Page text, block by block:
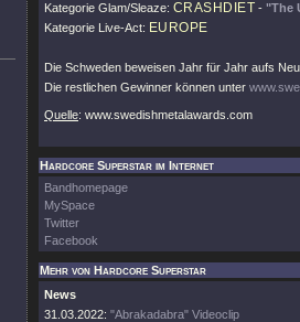
Kategorie Glam/Sleaze: CRASHDIET -"The
Kategorie Live-Act: EUROPE
Die Schweden beweisen Jahr für Jahr aufs
Die restlichen Gewinner können unter
Quelle: www.swedishmetalawards.com
Hardcore Superstar im Internet
Bandhomepage
MySpace
Twitter
Facebook
Mehr von Hardcore Superstar
News
31.03.2022: "Abrakadabra" Videoclip